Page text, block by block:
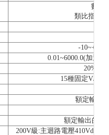
數位
類比指令
-
0.01~6000.0(加速
20%(附
15種固定V/f特
額定輸出
額定輸出的
200V級:主迴路電壓410Vdc以